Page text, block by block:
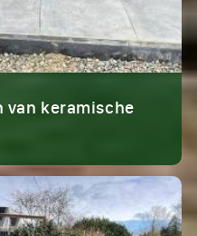
van keramische